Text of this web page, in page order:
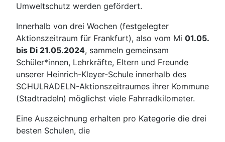
Umweltschutz werden gefördert.
Innerhalb von drei Wochen (festgelegter
Aktionszeitraum für Frankfurt), also vom Mi 01.05.
bis Di 21.05.2024, sammeln gemeinsam
Schüler*innen, Lehrkräfte, Eltern und Freunde
unserer Heinrich-Kleyer-Schule innerhalb des
SCHULRADELN-Aktionszeitraumes ihrer Kommune
(Stadtradeln) möglichst viele Fahrradkilometer.
Eine Auszeichnung erhalten pro Kategorie die drei
besten Schulen, die